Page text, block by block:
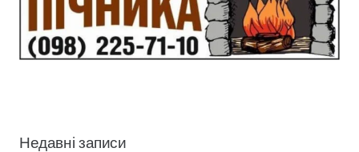
Недавні записи